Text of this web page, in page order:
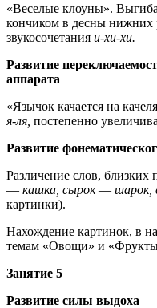
«Веселые клоуны».
кончиком в десны нижних
звукосочетания и-хи-хи.
Развитие
аппарата
«Язычок качается на
я-ля, постепенно
Развитие
Различение слов, близких
— кашка, сырок— шарок,
картинки).
Нахождение картинок, в
темам «Овощи» и
Занятие 5
Развитие силы выдоха